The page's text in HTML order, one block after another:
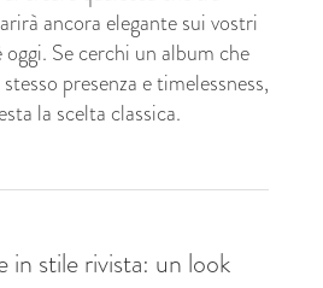
ancora elegante sui vostri
Se cerchi un album che
presenza e timelessness,
la scelta classica.
in stile rivista: un look